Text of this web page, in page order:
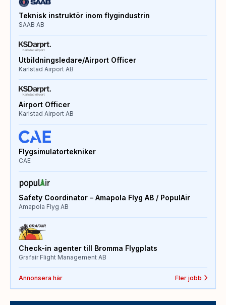
Teknisk instruktör inom flygindustrin
SAAB AB
Utbildningsledare/Airport Officer
Karlstad Airport AB
Airport Officer
Karlstad Airport AB
Flygsimulatortekniker
CAE
Safety Coordinator – Amapola Flyg AB / PopulAir
Amapola Flyg AB
Check-in agenter till Bromma Flygplats
Grafair Flight Management AB
Annonsera här Fler jobb